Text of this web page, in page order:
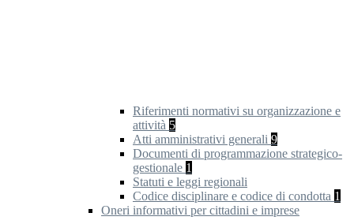
Riferimenti normativi su organizzazione e
attività 5
Atti amministrativi generali 9
Documenti di programmazione strategico-
gestionale 1
Statuti e leggi regionali
Codice disciplinare e codice di condotta 1
Oneri informativi per cittadini e imprese